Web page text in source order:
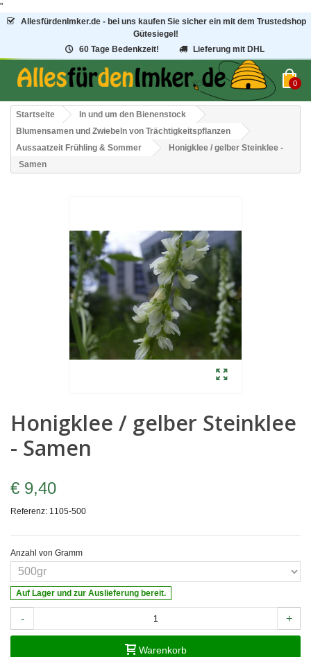
"
AllesfürdenImker.de - bei uns kaufen Sie sicher ein mit dem Trustedshop
Gütesiegel!
60 Tage Bedenkzeit!
Lieferung mit DHL
0
Startseite
In und um den Bienenstock
Blumensamen und Zwiebeln von Trächtigkeitspflanzen
Aussaatzeit Frühling & Sommer
Honigklee / gelber Steinklee -
Samen
Honigklee / gelber Steinklee
- Samen
€ 9,40
Referenz: 1105-500
Anzahl von Gramm
Auf Lager und zur Auslieferung bereit.
- +
Warenkorb